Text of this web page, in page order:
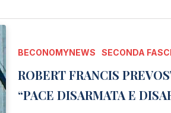
BECONOMYNEWS SECONDA
ROBERT FRANCIS
“PACE DISARMATA E